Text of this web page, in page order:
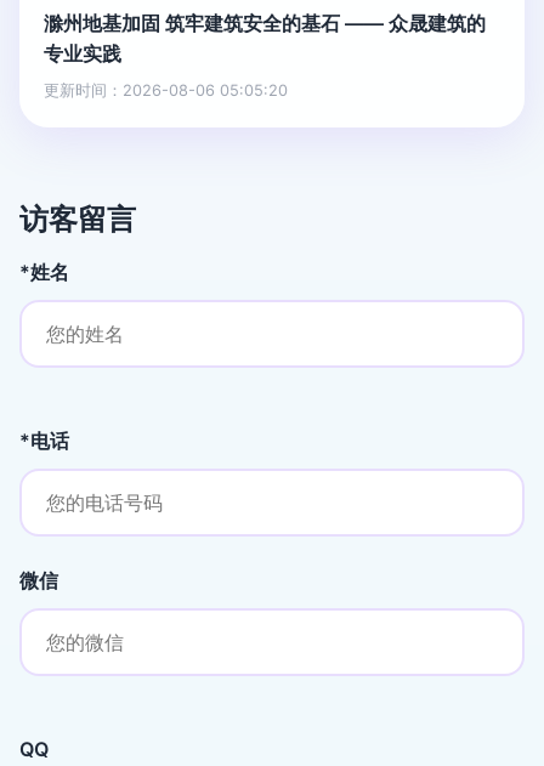
滁州地基加固 筑牢建筑安全的基石 —— 众晟建筑的
专业实践
更新时间：2026-08-06 05:05:20
访客留言
*姓名
*电话
微信
QQ